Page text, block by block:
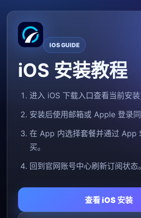
IOS GUIDE
iOS 安装教程
进入 iOS 下载入口查看当前安装
安装后使用邮箱或 Apple 登录同
在 App 内选择套餐并通过 App
买。
回到官网账号中心刷新订阅状态。
查看 iOS 安装